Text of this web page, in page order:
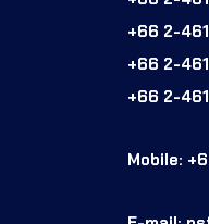
+66 2-
+66 2-
+66 2-
Mobile: